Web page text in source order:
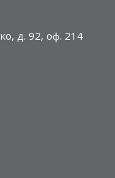
д. 92, оф. 214